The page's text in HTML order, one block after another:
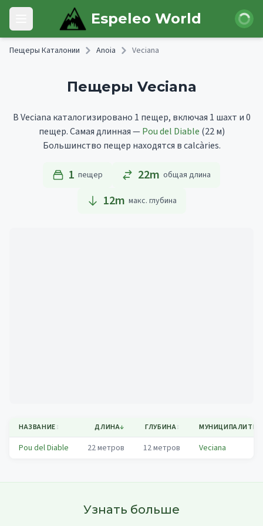
Skip to main content
Open main menu Espeleo World Войти
Пещеры Каталонии Anoia Veciana
Пещеры Veciana
В Veciana каталогизировано 1 пещер, включая 1 шахт и 0
пещер.Самая длинная —Pou del Diable (22 м)
Большинство пещер находятся в calcàries.
1 пещер 22m общая длина
12m макс. глубина
НАЗВАНИЕ↕ ДЛИНА↓ ГЛУБИНА↕ МУНИЦИПАЛИТЕТ
Pou del Diable 22метров 12метров Veciana
Узнать больше